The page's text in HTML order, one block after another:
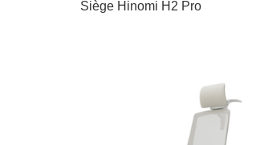
Siège Hinomi H2 Pro